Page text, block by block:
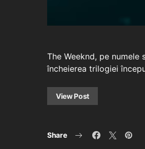
The Weeknd, pe
încheierea trilogiei
View Post
Share